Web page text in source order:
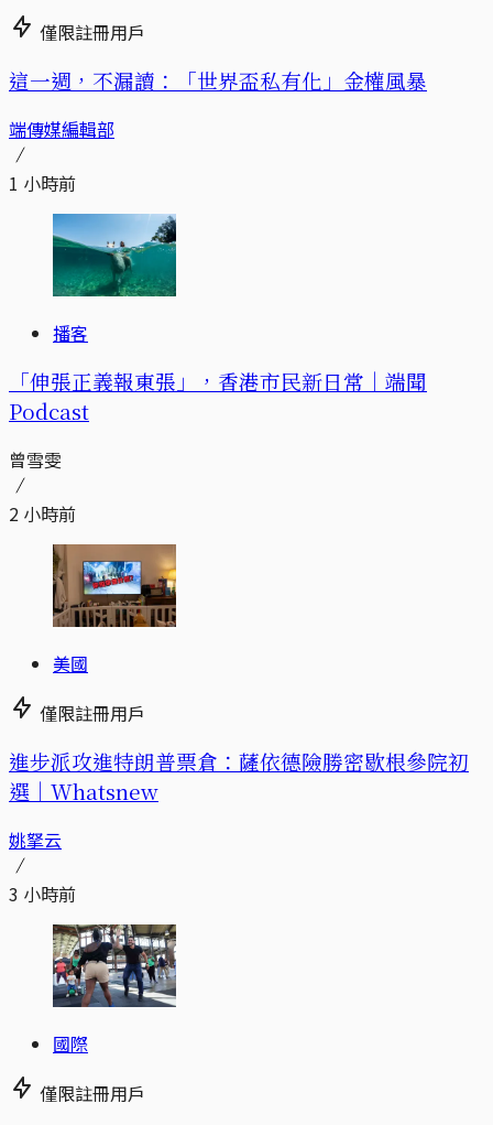
僅限註冊用戶
這一週，不漏讀：「世界盃私有化」金權風暴
端傳媒編輯部
1 小時前
播客
「伸張正義報東張」，香港市民新日常｜端聞
Podcast
曾雪雯
2 小時前
美國
僅限註冊用戶
進步派攻進特朗普票倉：薩依德險勝密歇根參院初
選｜Whatsnew
姚拏云
3 小時前
國際
僅限註冊用戶